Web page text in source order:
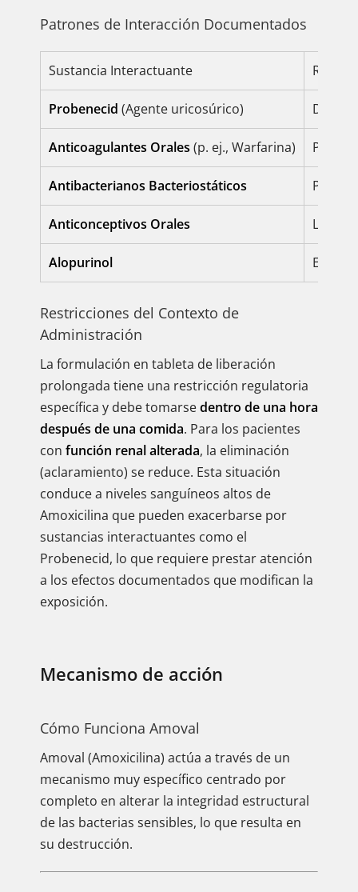
Patrones de Interacción Documentados
Sustancia Interactuante
Probenecid (Agente uricosúrico)
Anticoagulantes Orales (p. ej., Warfarina) Puede
Antibacterianos Bacteriostáticos Puede
Anticonceptivos Orales La
Alopurinol El uso
Restricciones del Contexto de
Administración
La formulación en tableta de liberación
prolongada tiene una restricción regulatoria
específica y debe tomarsedentro de una hora
después de una comida. Para los pacientes
con función renal alterada, la eliminación
(aclaramiento) se reduce. Esta situación
conduce a niveles sanguíneos altos de
Amoxicilina que pueden exacerbarse por
sustancias interactuantes como el
Probenecid, lo que requiere prestar atención
a los efectos documentados que modifican la
exposición.
Mecanismo de acción
Cómo Funciona Amoval
Amoval (Amoxicilina) actúa a través de un
mecanismo muy específico centrado por
completo en alterar la integridad estructural
de las bacterias sensibles, lo que resulta en
su destrucción.